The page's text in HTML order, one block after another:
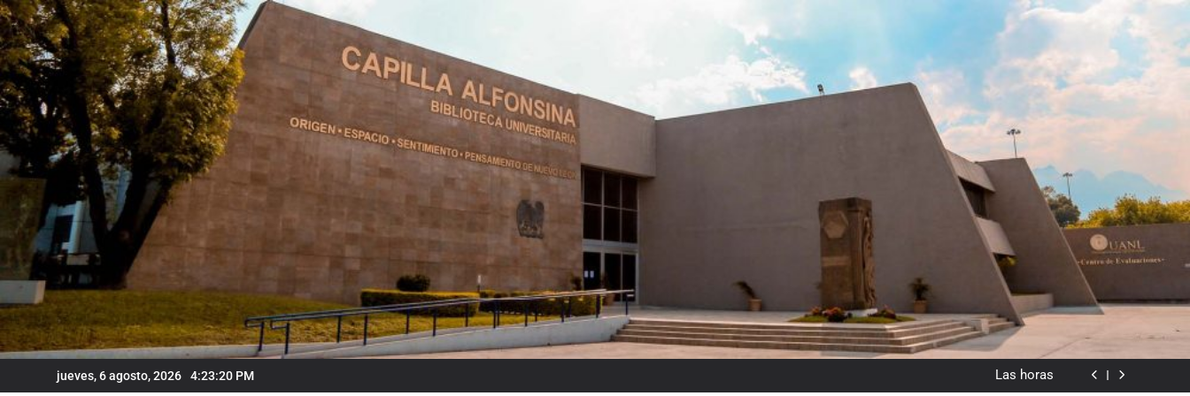
Skip
to
content
jueves, 6 agosto, 2026 4:23:21 PM
Raquel Tibol: “Reyes ponía cuidado en lo visual como forma o cromatismo”
Poemas de Victoria Marín Fallas
Las horas
Del valor en la literatura